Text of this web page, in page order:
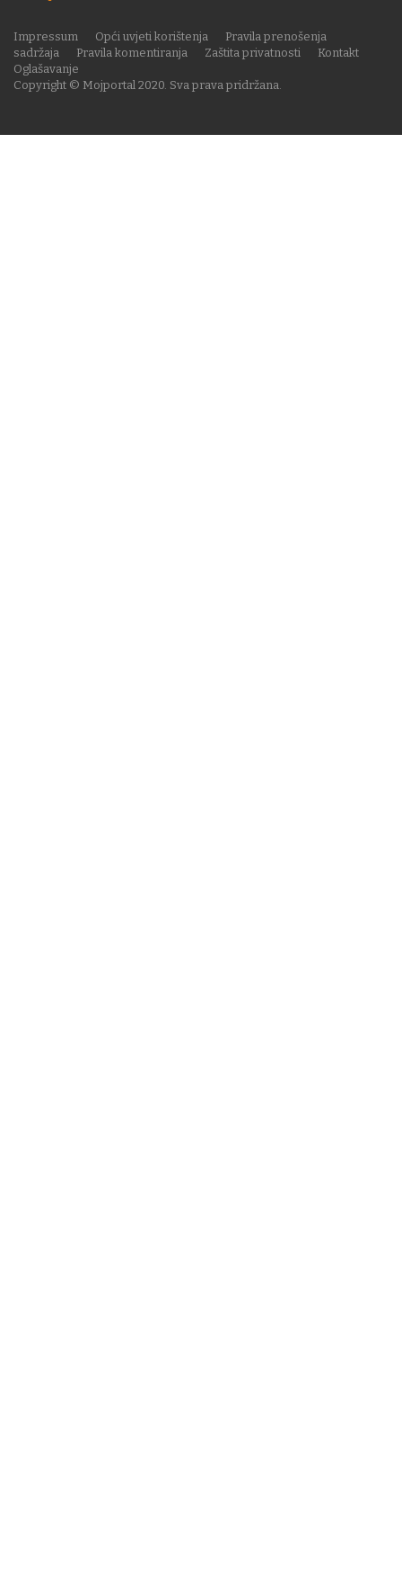
Copyright © Mojportal 2020. Sva prava pridržana.
Impressum Opći uvjeti korištenja
Pravila prenošenja
sadržaja
Pravila komentiranja Zaštita privatnosti
Kontakt
Oglašavanje